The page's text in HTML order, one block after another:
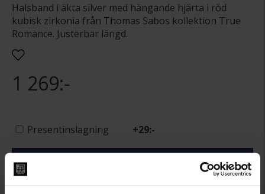
Halsband i äkta silver med hängande hjärta i röd
kubisk zirkonia från Thomas Sabos kollektion True
Romance. Justerbar längd.
1 269:-
Presentinslagning +29:-
LÄGG I VARUKORGEN